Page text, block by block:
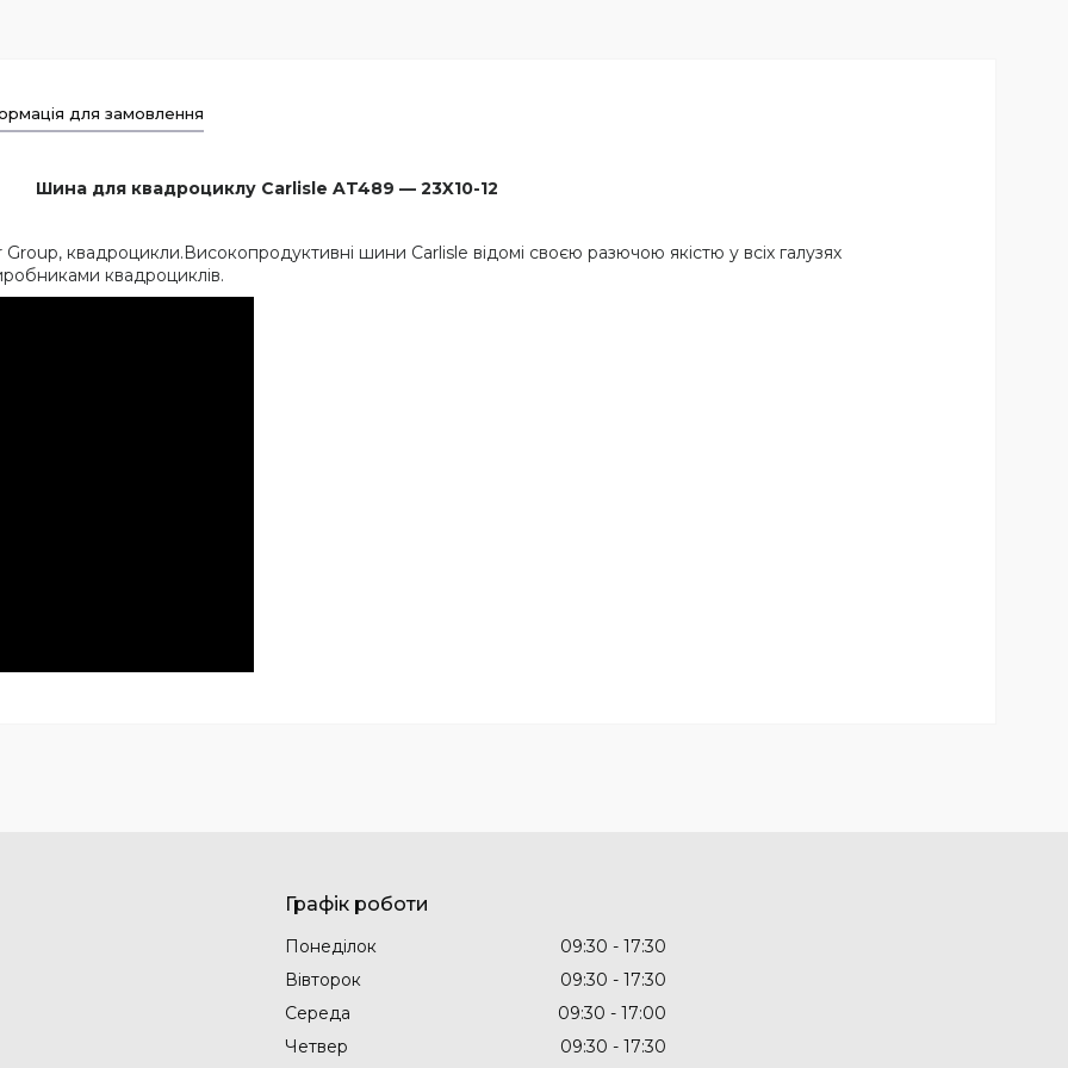
для замовлення
Шина для квадроциклу Carlisle AT489 — 23X10-12
квадроцикли.Високопродуктивні шини Carlisle відомі своєю разючою якістю у всіх галузях
квадроциклів.
Графік роботи
Понеділок 09:30
17:30
Вівторок
09:30
17:30
Середа
09:30
17:00
Четвер
09:30 17:30